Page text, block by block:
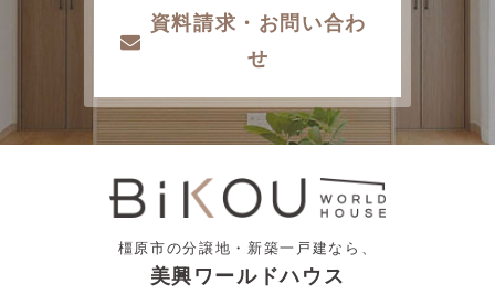
資料請求・お問い合わ
せ
橿原市の分譲地・新築一戸建なら、
美興ワールドハウス